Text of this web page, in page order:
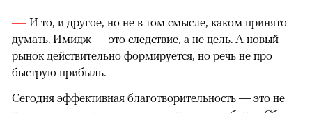
И то, и другое, но не в том смысле, каком принято
думать. Имидж — это следствие, а не цель. А новый
рынок действительно формируется, но речь не про
быструю прибыль.
Сегодня эффективная благотворительность — это не